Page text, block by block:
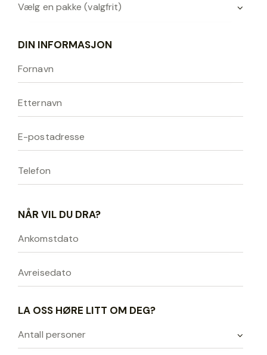
DIN INFORMASJON
NÅR VIL DU DRA?
LA OSS HØRE LITT OM DEG?